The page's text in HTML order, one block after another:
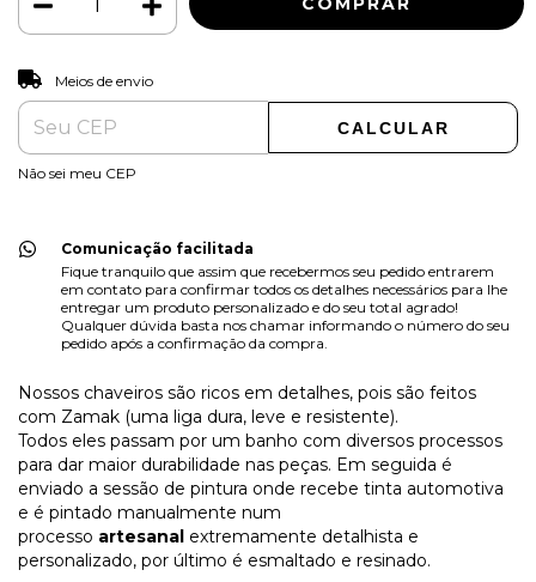
Entregas para o CEP:
Meios de envio
CALCULAR
Não sei meu CEP
Comunicação facilitada
Fique tranquilo que assim que recebermos seu pedido entrarem
em contato para confirmar todos os detalhes necessários para lhe
entregar um produto personalizado e do seu total agrado!
Qualquer dúvida basta nos chamar informando o número do seu
pedido após a confirmação da compra.
Nossos chaveiros são ricos em detalhes, pois são feitos
com Zamak (uma liga dura, leve e resistente).
Todos eles passam por um banho com diversos processos
para dar maior durabilidade nas peças. Em seguida é
enviado a sessão de pintura onde recebe tinta automotiva
e é pintado manualmente num
processo artesanal extremamente detalhista e
personalizado, por último é esmaltado e resinado.